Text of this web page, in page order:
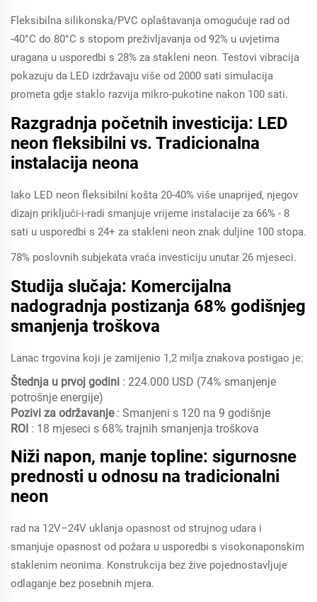
Fleksibilna silikonska/PVC oplaštavanja omogućuje rad od
-40°C do 80°C s stopom preživljavanja od 92% u uvjetima
uragana u usporedbi s 28% za stakleni neon. Testovi vibracija
pokazuju da LED izdržavaju više od 2000 sati simulacija
prometa gdje staklo razvija mikro-pukotine nakon 100 sati.
Razgradnja početnih investicija: LED
neon fleksibilni vs. Tradicionalna
instalacija neona
Iako LED neon fleksibilni košta 20-40% više unaprijed, njegov
dizajn priključi-i-radi smanjuje vrijeme instalacije za 66% - 8
sati u usporedbi s 24+ za stakleni neon znak duljine 100 stopa.
78% poslovnih subjekata vraća investiciju unutar 26 mjeseci.
Studija slučaja: Komercijalna
nadogradnja postizanja 68% godišnjeg
smanjenja troškova
Lanac trgovina koji je zamijenio 1,2 milja znakova postigao je:
Štednja u prvoj godini : 224.000 USD (74% smanjenje
potrošnje energije)
Pozivi za održavanje : Smanjeni s 120 na 9 godišnje
ROI : 18 mjeseci s 68% trajnih smanjenja troškova
Niži napon, manje topline: sigurnosne
prednosti u odnosu na tradicionalni
neon
rad na 12V–24V uklanja opasnost od strujnog udara i
smanjuje opasnost od požara u usporedbi s visokonaponskim
staklenim neonima. Konstrukcija bez žive pojednostavljuje
odlaganje bez posebnih mjera.